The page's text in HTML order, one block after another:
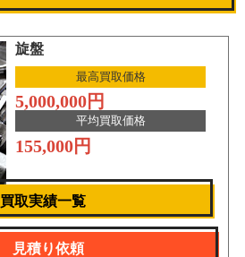
旋盤
最高買取価格
5,000,000円
平均買取価格
155,000円
買取実績一覧
見積り依頼